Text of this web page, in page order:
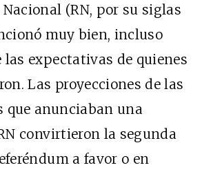
(RN, por su siglas
muy bien, incluso
las expectativas de quienes
Las proyecciones de las
que anunciaban una
convirtieron la segunda
a favor o en